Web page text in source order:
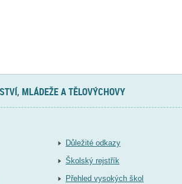
MLÁDEŽE A TĚLOVÝCHOVY
Důležité odkazy
Školský rejstřík
Přehled vysokých škol